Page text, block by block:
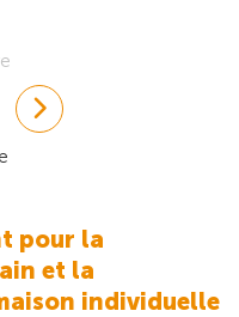
pour la
et la
individuelle